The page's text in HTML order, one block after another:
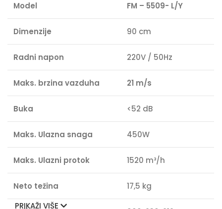
Model FM – 5509- L/Y
Dimenzije 90 cm
Radni napon 220V / 50Hz
Maks. brzina vazduha 21 m/s
Buka <52 dB
Maks. Ulazna snaga 450W
Maks. Ulazni protok 1520 m³/h
Neto težina 17,5 kg
PRIKAŽI VIŠE